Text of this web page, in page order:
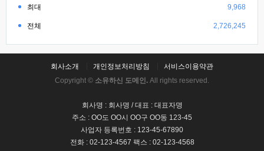
최대 9,968
전체 2,726,245
회사소개 개인정보처리방침
서비스이용약관
Copyright © 소유하신 도메인. All rights reserved.
회사명 : 회사명 / 대표 : 대표자명
주소 : OO도 OO시 OO구 OO동 123-45
사업자 등록번호 : 123-45-67890
전화 : 02-123-4567 팩스 : 02-123-4568